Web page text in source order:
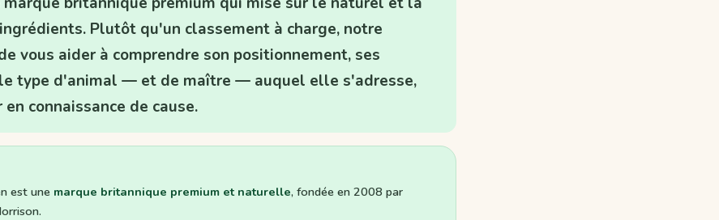
Plutôt qu'un classement à charge, notre
vous aider à comprendre son positionnement, ses
type d'animal — et de maître — auquel elle s'adresse,
connaissance de cause.
est une marque britannique premium et naturelle, fondée en 2008 par